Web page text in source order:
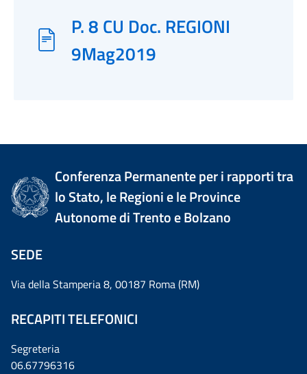
P. 8 CU Doc. REGIONI
9Mag2019
Conferenza Permanente per i rapporti tra
lo Stato, le Regioni e le Province
Autonome di Trento e Bolzano
SEDE
Via della Stamperia 8, 00187 Roma (RM)
RECAPITI TELEFONICI
Segreteria
06.67796316